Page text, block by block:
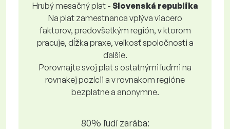
Hrubý mesačný plat - Slovenská republika
Na plat zamestnanca vplýva viacero
faktorov, predovšetkým región, v ktorom
pracuje, dĺžka praxe, veľkosť spoločnosti a
ďalšie.
Porovnajte svoj plat s ostatnými ľuďmi na
rovnakej pozícii a v rovnakom regióne
bezplatne a anonymne.
80% ľudí zarába: